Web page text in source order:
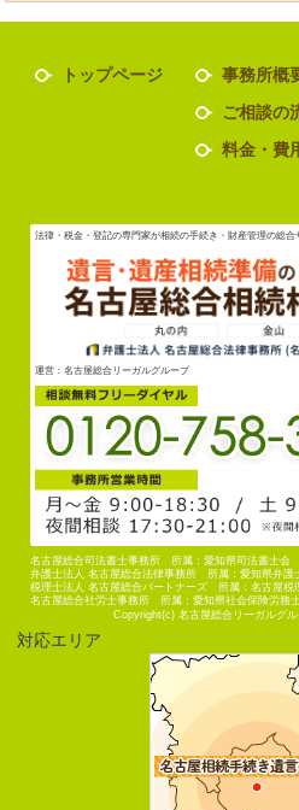
トップページ
事務所概
ご相談の
料金・費
法律・税金・登記の専門家が相続の手続き・財産管理の総合
運営：名古屋総合リーガルグループ
名古屋総合司法書士事務所 所属：愛知県司法書士会
弁護士法人 名古屋総合法律事務所 所属：愛知県弁護
税理士法人 名古屋総合パートナーズ 所属：名古屋税
名古屋総合社労士事務所 所属：愛知県社会保険労務
Copyright(c) 名古屋総合リーガルグ
対応エリア